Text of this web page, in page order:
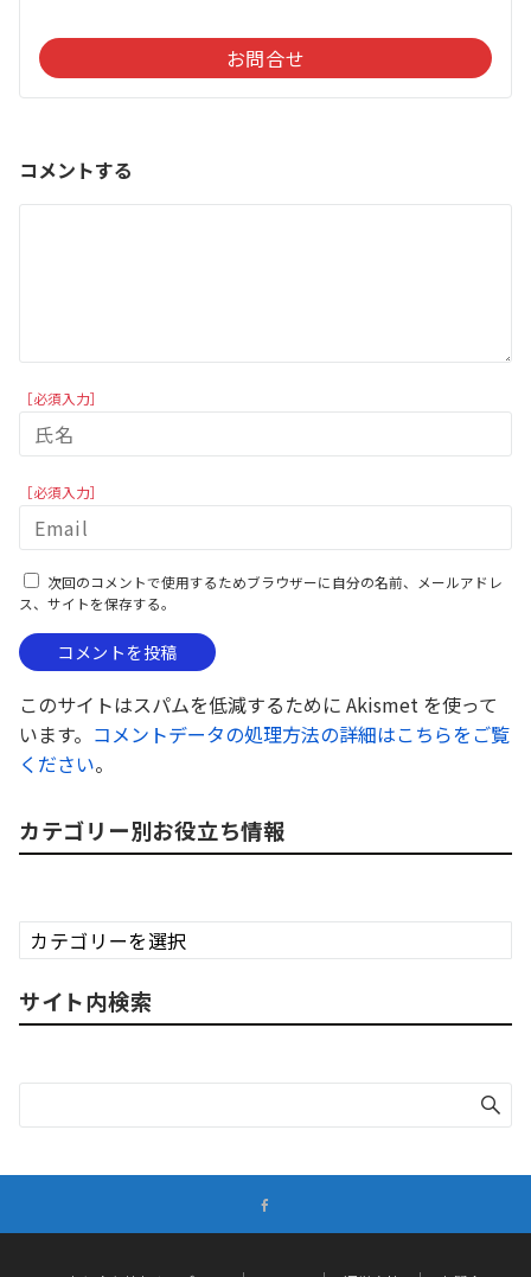
お問合せ
コメントする
［必須入力］
［必須入力］
次回のコメントで使用するためブラウザーに自分の名前、メールアドレ
ス、サイトを保存する。
このサイトはスパムを低減するために Akismet を使って
います。 コメントデータの処理方法の詳細はこちらをご覧
ください。
カテゴリー別お役立ち情報
カ
テ
リ
ー
お
立
サイト内検索